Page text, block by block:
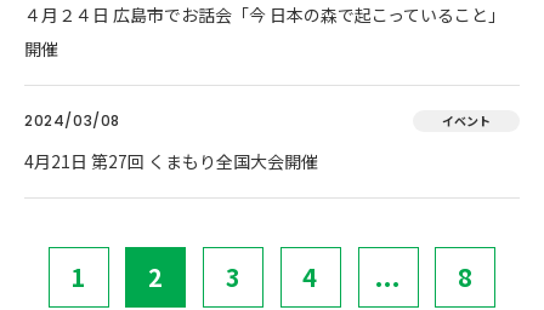
４月２４日 広島市でお話会「今 日本の森で起こっていること」
開催
2024/03/08 イベント
4月21日 第27回 くまもり全国大会開催
1 2 3 4 ... 8